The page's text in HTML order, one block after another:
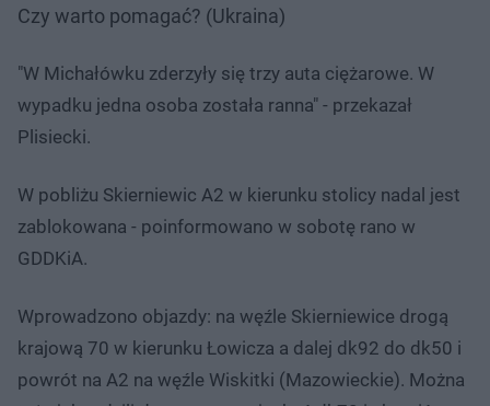
Czy warto pomagać? (Ukraina)
"W Michałówku zderzyły się trzy auta ciężarowe. W
wypadku jedna osoba została ranna" - przekazał
Plisiecki.
W pobliżu Skierniewic A2 w kierunku stolicy nadal jest
zablokowana - poinformowano w sobotę rano w
GDDKiA.
Wprowadzono objazdy: na węźle Skierniewice drogą
krajową 70 w kierunku Łowicza a dalej dk92 do dk50 i
powrót na A2 na węźle Wiskitki (Mazowieckie). Można